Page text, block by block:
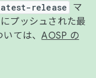
release
マ
プッシュされた最
いては、AOSP の